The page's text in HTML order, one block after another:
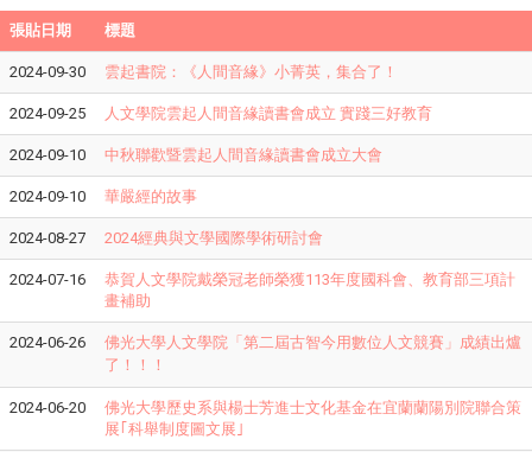
張貼日期 標題
2024-09-30 雲起書院：《人間音緣》小菁英，集合了！
2024-09-25 人文學院雲起人間音緣讀書會成立 實踐三好教育
2024-09-10 中秋聯歡暨雲起人間音緣讀書會成立大會
2024-09-10 華嚴經的故事
2024-08-27 2024經典與文學國際學術研討會
2024-07-16
恭賀人文學院戴榮冠老師榮獲113年度國科會、教育部三項計
畫補助
2024-06-26 佛光大學人文學院「 第二屆古智今用數位人文競賽 」成績出爐
了！！！
2024-06-20
佛光大學歷史系與楊士芳進士文化基金在宜蘭蘭陽別院聯合策
展｢科舉制度圖文展｣